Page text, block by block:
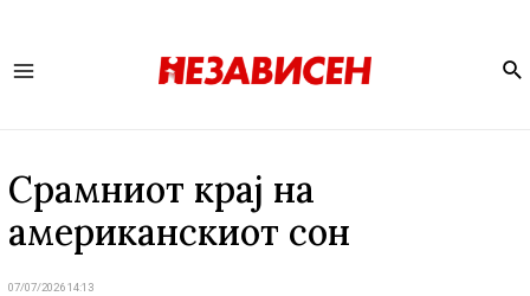
Срамниот крај на
американскиот сон
07/07/2026 14:13